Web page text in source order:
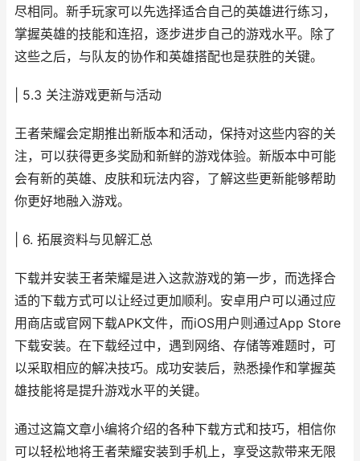
尽相同。新手玩家可以先选择适合自己的英雄进行练习，
掌握英雄的技能和连招，逐步进步自己的游戏水平。除了
这些之后，与队友的协作和英雄搭配也是获胜的关键。
| 5.3 关注游戏更新与活动
王者荣耀会定期推出新版本和活动，保持对这些内容的关
注，可以获得更多奖励和新鲜的游戏体验。新版本中可能
会有新的英雄、皮肤和玩法内容，了解这些更新能够帮助
你更好地融入游戏。
| 6. 拓展资料与见解汇总
下载并安装王者荣耀是进入这款游戏的第一步，而选择合
适的下载方式可以让经过更加顺利。安卓用户可以通过应
用商店或官网下载APK文件，而iOS用户则通过App Store
下载安装。在下载经过中，遇到网络、存储等难题时，可
以采取相应的解决技巧。成功安装后，熟悉操作和掌握英
雄技能将是提升游戏水平的关键。
通过这篇文章小编将介绍的各种下载方式和技巧，相信你
可以轻松地将王者荣耀安装到手机上，享受这款带来无限